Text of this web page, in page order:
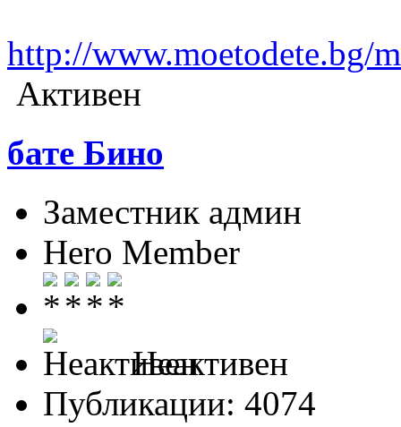
http://www.moetodete.bg/
Активен
бате Бино
Заместник админ
Hero Member
Неактивен
Публикации: 4074